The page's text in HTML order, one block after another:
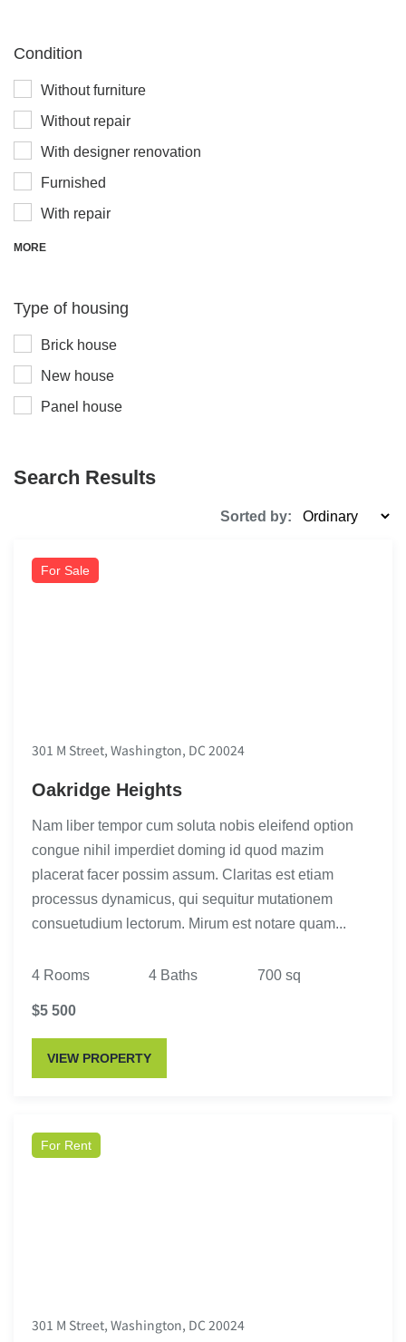
Сondition
Without furniture
Without repair
With designer renovation
Furnished
With repair
MORE
Type of housing
Brick house
New house
Panel house
Search Results
Sorted by:
For Sale
301 M Street, Washington, DC 20024
Oakridge Heights
Nam liber tempor cum soluta nobis eleifend option
congue nihil imperdiet doming id quod mazim
placerat facer possim assum. Claritas est etiam
processus dynamicus, qui sequitur mutationem
consuetudium lectorum. Mirum est notare quam...
4 Rooms 4 Baths 700 sq
$5 500
VIEW PROPERTY
For Rent
301 M Street, Washington, DC 20024